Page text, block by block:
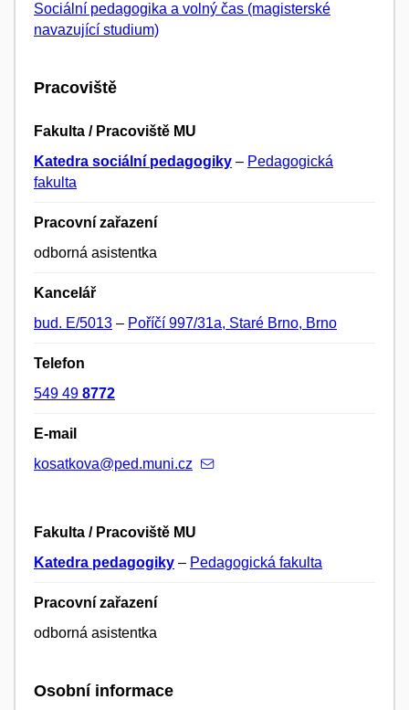
Sociální pedagogika a volný čas (magisterské
navazující studium)
Pracoviště
Fakulta / Pracoviště MU
Katedra sociální pedagogiky – Pedagogická
fakulta
Pracovní zařazení
odborná asistentka
Kancelář
bud. E/5013 – Poříčí 997/31a, Staré Brno, Brno
Telefon
549 49 8772
E-mail
kosatkova@ped.muni.cz
Fakulta / Pracoviště MU
Katedra pedagogiky – Pedagogická fakulta
Pracovní zařazení
odborná asistentka
Osobní informace